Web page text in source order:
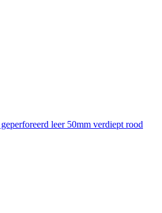
leer 50mm verdiept rood